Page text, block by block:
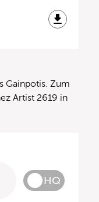
Gainpotis. Zum
Artist 2619 in
HQ